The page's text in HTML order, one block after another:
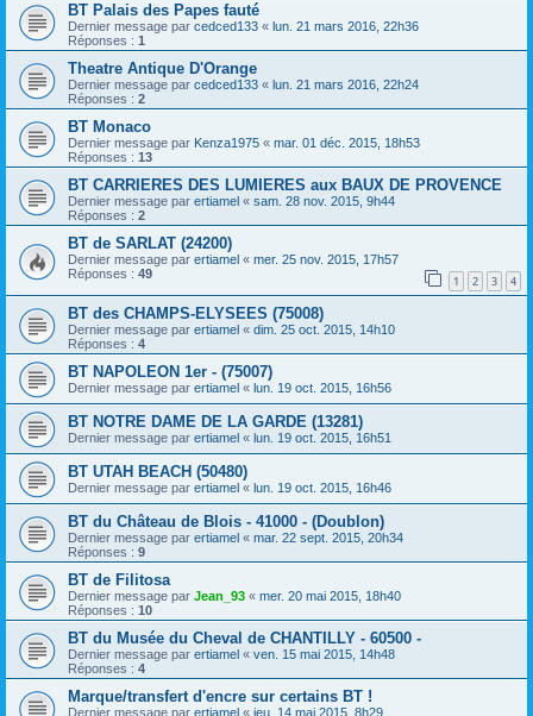
BT Palais des Papes fauté
Dernier message par cedced133 « lun. 21 mars 2016, 22h36
Réponses : 1
Theatre Antique D'Orange
Dernier message par cedced133 « lun. 21 mars 2016, 22h24
Réponses : 2
BT Monaco
Dernier message par Kenza1975 « mar. 01 déc. 2015, 18h53
Réponses : 13
BT CARRIERES DES LUMIERES aux BAUX DE PROVENCE
Dernier message par ertiamel « sam. 28 nov. 2015, 9h44
Réponses : 2
BT de SARLAT (24200)
Dernier message par ertiamel « mer. 25 nov. 2015, 17h57
Réponses : 49 1 2 3 4
BT des CHAMPS-ELYSEES (75008)
Dernier message par ertiamel « dim. 25 oct. 2015, 14h10
Réponses : 4
BT NAPOLEON 1er - (75007)
Dernier message par ertiamel « lun. 19 oct. 2015, 16h56
BT NOTRE DAME DE LA GARDE (13281)
Dernier message par ertiamel « lun. 19 oct. 2015, 16h51
BT UTAH BEACH (50480)
Dernier message par ertiamel « lun. 19 oct. 2015, 16h46
BT du Château de Blois - 41000 - (Doublon)
Dernier message par ertiamel « mar. 22 sept. 2015, 20h34
Réponses : 9
BT de Filitosa
Dernier message par Jean_93 « mer. 20 mai 2015, 18h40
Réponses : 10
BT du Musée du Cheval de CHANTILLY - 60500 -
Dernier message par ertiamel « ven. 15 mai 2015, 14h48
Réponses : 4
Marque/transfert d'encre sur certains BT !
Dernier message par ertiamel « jeu. 14 mai 2015, 8h29